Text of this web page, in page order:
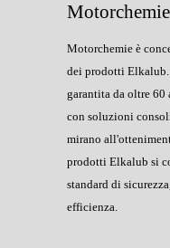
Motorchemie è
dei prodotti
garantita da oltre 60
con soluzioni
mirano
prodotti Elkalub si
standard di
efficienza.